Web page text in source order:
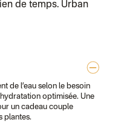
de temps. Urban
de l’eau selon le besoin
optimisée. Une
un cadeau couple
plantes.